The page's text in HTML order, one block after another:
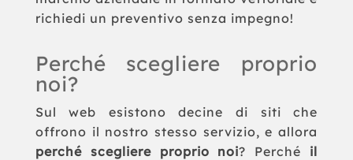
richiedi un preventivo senza impegno!
Perché scegliere proprio
noi?
Sul web esistono decine di siti che
offrono il nostro stesso servizio, e allora
perché scegliere proprio noi? Perché il